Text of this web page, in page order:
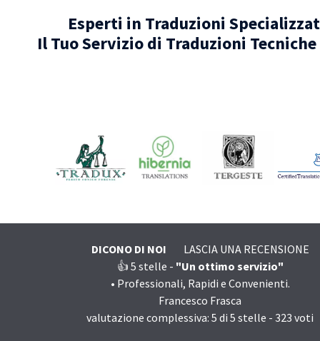
Esperti in Traduzioni
Il Tuo Servizio di Traduzioni Tecniche
DICONO DI NOI
LASCIA UNA RECENSIONE
👍 5 stelle - "Un ottimo servizio"
• Professionali, Rapidi e Convenienti.
Francesco Frasca
valutazione complessiva: 5 di 5 stelle - 323 voti